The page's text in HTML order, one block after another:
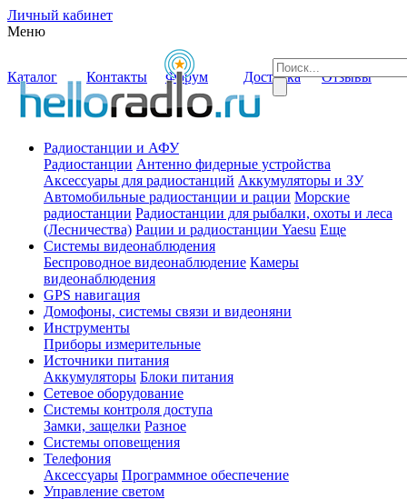
Личный кабинет
Меню
Каталог Контакты Форум Доставка Отзывы
Радиостанции и АФУ
Радиостанции Антенно фидерные устройства
Аксессуары для радиостанций Аккумуляторы и ЗУ
Автомобильные радиостанции и рации Морские
радиостанции Радиостанции для рыбалки, охоты и леса
(Лесничества) Рации и радиостанции Yaesu Еще
Системы видеонаблюдения
Беспроводное видеонаблюдение Камеры
видеонаблюдения
GPS навигация
Домофоны, системы связи и видеоняни
Инструменты
Приборы измерительные
Источники питания
Аккумуляторы Блоки питания
Сетевое оборудование
Системы контроля доступа
Замки, защелки Разное
Системы оповещения
Телефония
Аксессуары Программное обеспечение
Управление светом